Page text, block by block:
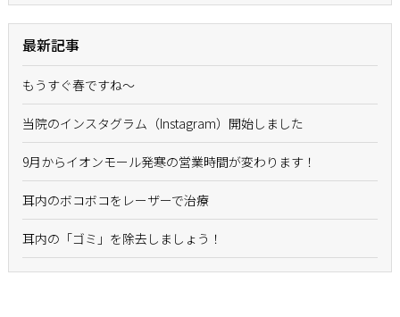
最新記事
もうすぐ春ですね〜
当院のインスタグラム（Instagram）開始しました
9月からイオンモール発寒の営業時間が変わります！
耳内のボコボコをレーザーで治療
耳内の「ゴミ」を除去しましょう！